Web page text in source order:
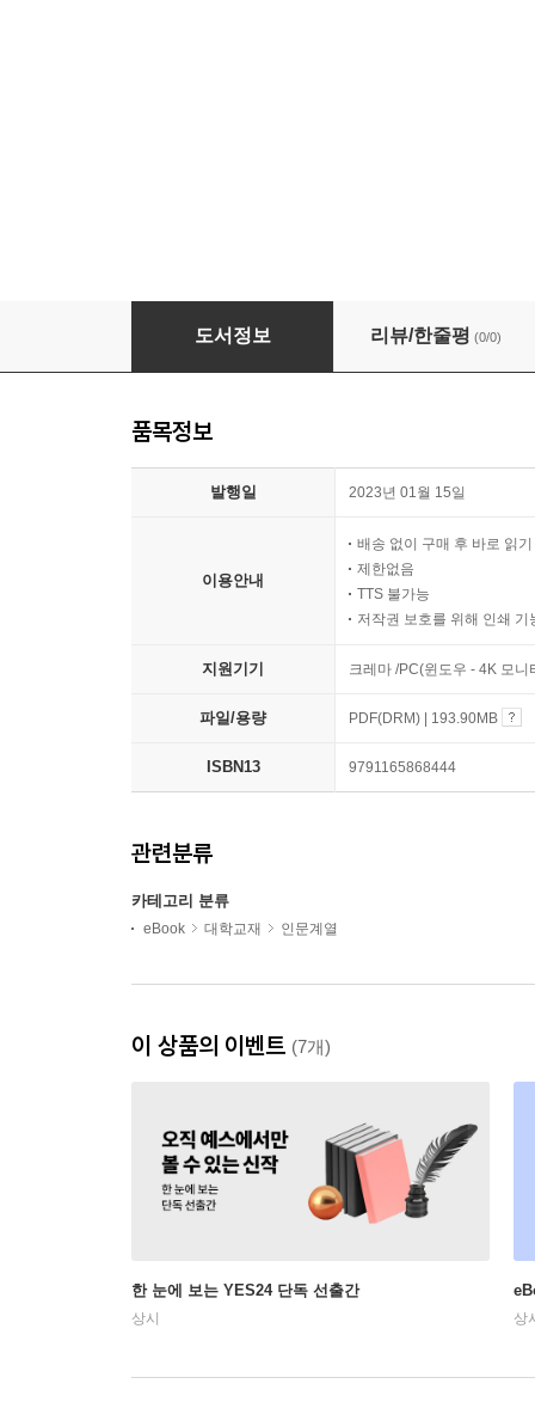
안동 군자마을의 문화유산
도서정보 리뷰/한줄평 (0/0)
품목정보
발행일 2023년 01월 15일
이용안내
배송 없이 구매 후 바로 읽기
제한없음
TTS 불가능
저작권 보호를 위해 인쇄 기
지원기기 크레마 /PC(윈도우 - 4K 모
파일/용량 PDF(DRM) | 193.90MB
ISBN13 9791165868444
관련분류
카테고리 분류
eBook 대학교재 인문계열
이 상품의 이벤트 (7개)
한 눈에 보는 YES24 단독 선출간
상시 상